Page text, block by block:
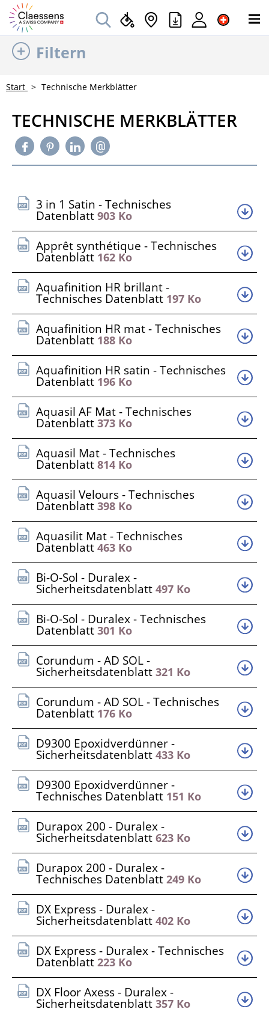
Filtern
Start Technische Merkblätter
TECHNISCHE MERKBLÄTTER
3 in 1 Satin - Technisches
Datenblatt 903 Ko
Apprêt synthétique - Technisches
Datenblatt 162 Ko
Aquafinition HR brillant -
Technisches Datenblatt 197 Ko
Aquafinition HR mat - Technisches
Datenblatt 188 Ko
Aquafinition HR satin - Technisches
Datenblatt 196 Ko
Aquasil AF Mat - Technisches
Datenblatt 373 Ko
Aquasil Mat - Technisches
Datenblatt 814 Ko
Aquasil Velours - Technisches
Datenblatt 398 Ko
Aquasilit Mat - Technisches
Datenblatt 463 Ko
Bi-O-Sol - Duralex -
Sicherheitsdatenblatt 497 Ko
Bi-O-Sol - Duralex - Technisches
Datenblatt 301 Ko
Corundum - AD SOL -
Sicherheitsdatenblatt 321 Ko
Corundum - AD SOL - Technisches
Datenblatt 176 Ko
D9300 Epoxidverdünner -
Sicherheitsdatenblatt 433 Ko
D9300 Epoxidverdünner -
Technisches Datenblatt 151 Ko
Durapox 200 - Duralex -
Sicherheitsdatenblatt 623 Ko
Durapox 200 - Duralex -
Technisches Datenblatt 249 Ko
DX Express - Duralex -
Sicherheitsdatenblatt 402 Ko
DX Express - Duralex - Technisches
Datenblatt 223 Ko
DX Floor Axess - Duralex -
Sicherheitsdatenblatt 357 Ko